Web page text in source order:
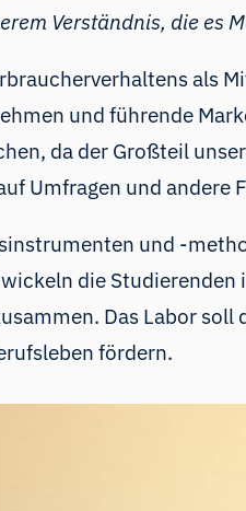
Verständnis, die es
als
und führende
da der Großteil
Umfragen und
und -
die
Das Labor
fördern.